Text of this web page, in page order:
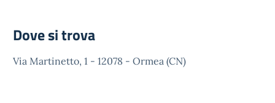
Dove si trova
Via Martinetto, 1 - 12078 - Ormea (CN)